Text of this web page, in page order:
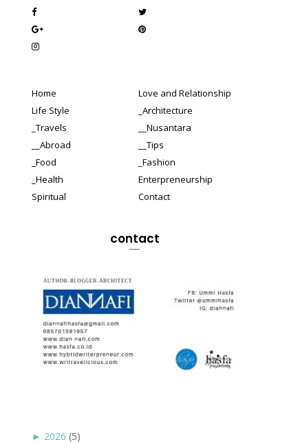
Home
Love and Relationship
Life Style
_Architecture
_Travels
__Nusantara
__Abroad
__Tips
_Food
_Fashion
_Health
Enterpreneurship
Spiritual
Contact
contact
► 2026 (5)